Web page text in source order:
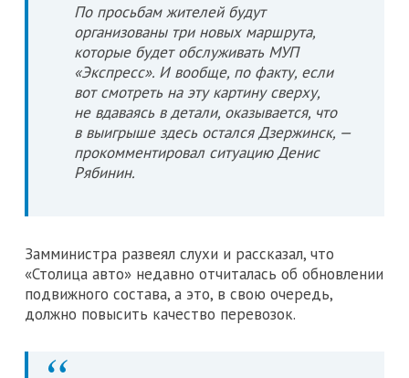
По просьбам жителей будут
организованы три новых маршрута,
которые будет обслуживать МУП
«Экспресс». И вообще, по факту, если
вот смотреть на эту картину сверху,
не вдаваясь в детали, оказывается, что
в выигрыше здесь остался Дзержинск, —
прокомментировал ситуацию Денис
Рябинин.
Замминистра развеял слухи и рассказал, что
«Столица авто» недавно отчиталась об обновлении
подвижного состава, а это, в свою очередь,
должно повысить качество перевозок.